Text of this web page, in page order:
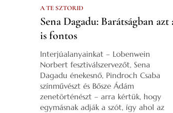
A TE SZTORID
Sena Dagadu: Barátságban
is fontos
Interjúalanyainkat – Lobenwein
Norbert fesztiválszervezőt, Sena
Dagadu énekesnő, Pindroch Csaba
színművészt és Bősze Ádám
zenetörténészt – arra kértük, hogy
egymásnak adják a szót, így ahol az